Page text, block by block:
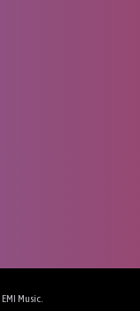
EMI Music.